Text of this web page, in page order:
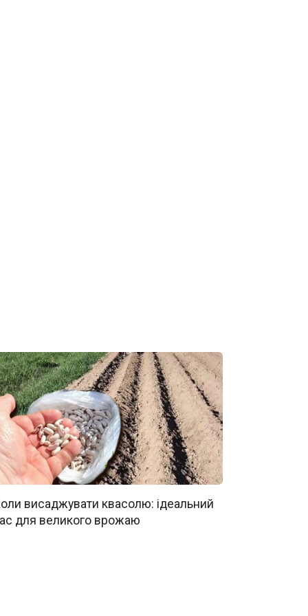
висаджувати квасолю: ідеальний
для великого врожаю